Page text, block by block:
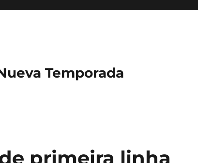
Temporada
primeira linha